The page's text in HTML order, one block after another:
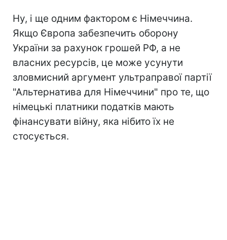
Ну, і ще одним фактором є Німеччина.
Якщо Європа забезпечить оборону
України за рахунок грошей РФ, а не
власних ресурсів, це може усунути
зловмисний аргумент ультраправої партії
"Альтернатива для Німеччини" про те, що
німецькі платники податків мають
фінансувати війну, яка нібито їх не
стосується.